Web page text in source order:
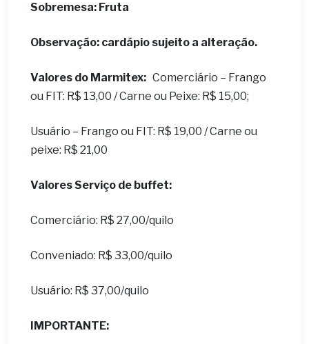
Sobremesa: Fruta
Observação: cardápio sujeito a alteração.
Valores do Marmitex: Comerciário – Frango
ou FIT: R$ 13,00 / Carne ou Peixe: R$ 15,00;
Usuário – Frango ou FIT: R$ 19,00 / Carne ou
peixe: R$ 21,00
Valores Serviço de buffet:
Comerciário: R$ 27,00/quilo
Conveniado: R$ 33,00/quilo
Usuário: R$ 37,00/quilo
IMPORTANTE: